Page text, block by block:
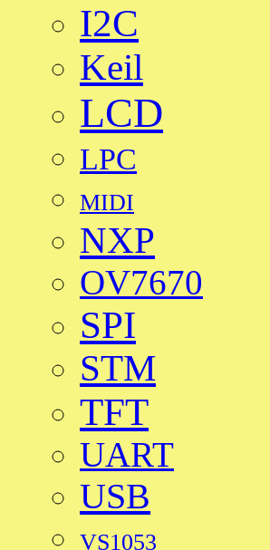
I2C
Keil
LCD
LPC
MIDI
NXP
OV7670
SPI
STM
TFT
UART
USB
VS1053